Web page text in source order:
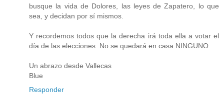
busque la vida de Dolores, las leyes de Zapatero, lo que
sea, y decidan por sí mismos.
Y recordemos todos que la derecha irá toda ella a votar el
día de las elecciones. No se quedará en casa NINGUNO.
Un abrazo desde Vallecas
Blue
Responder